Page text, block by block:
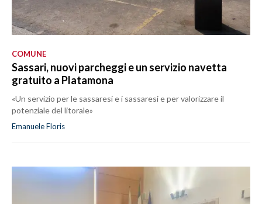
COMUNE
Sassari, nuovi parcheggi e un servizio navetta
gratuito a Platamona
«Un servizio per le sassaresi e i sassaresi e per valorizzare il
potenziale del litorale»
Emanuele Floris